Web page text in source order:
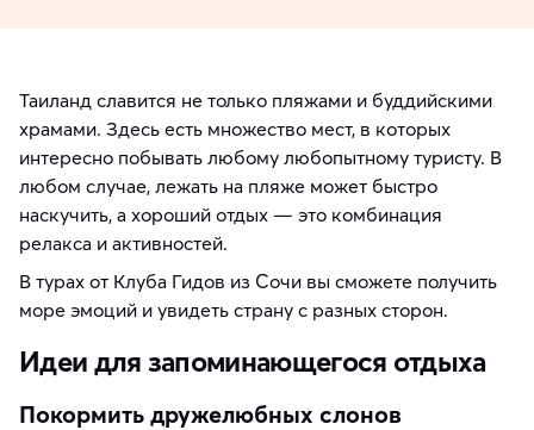
Таиланд славится не только пляжами и буддийскими
храмами. Здесь есть множество мест, в которых
интересно побывать любому любопытному туристу. В
любом случае, лежать на пляже может быстро
наскучить, а хороший отдых — это комбинация
релакса и активностей.
В турах от Клуба Гидов из Сочи вы сможете получить
море эмоций и увидеть страну с разных сторон.
Идеи для запоминающегося отдыха
Покормить дружелюбных слонов